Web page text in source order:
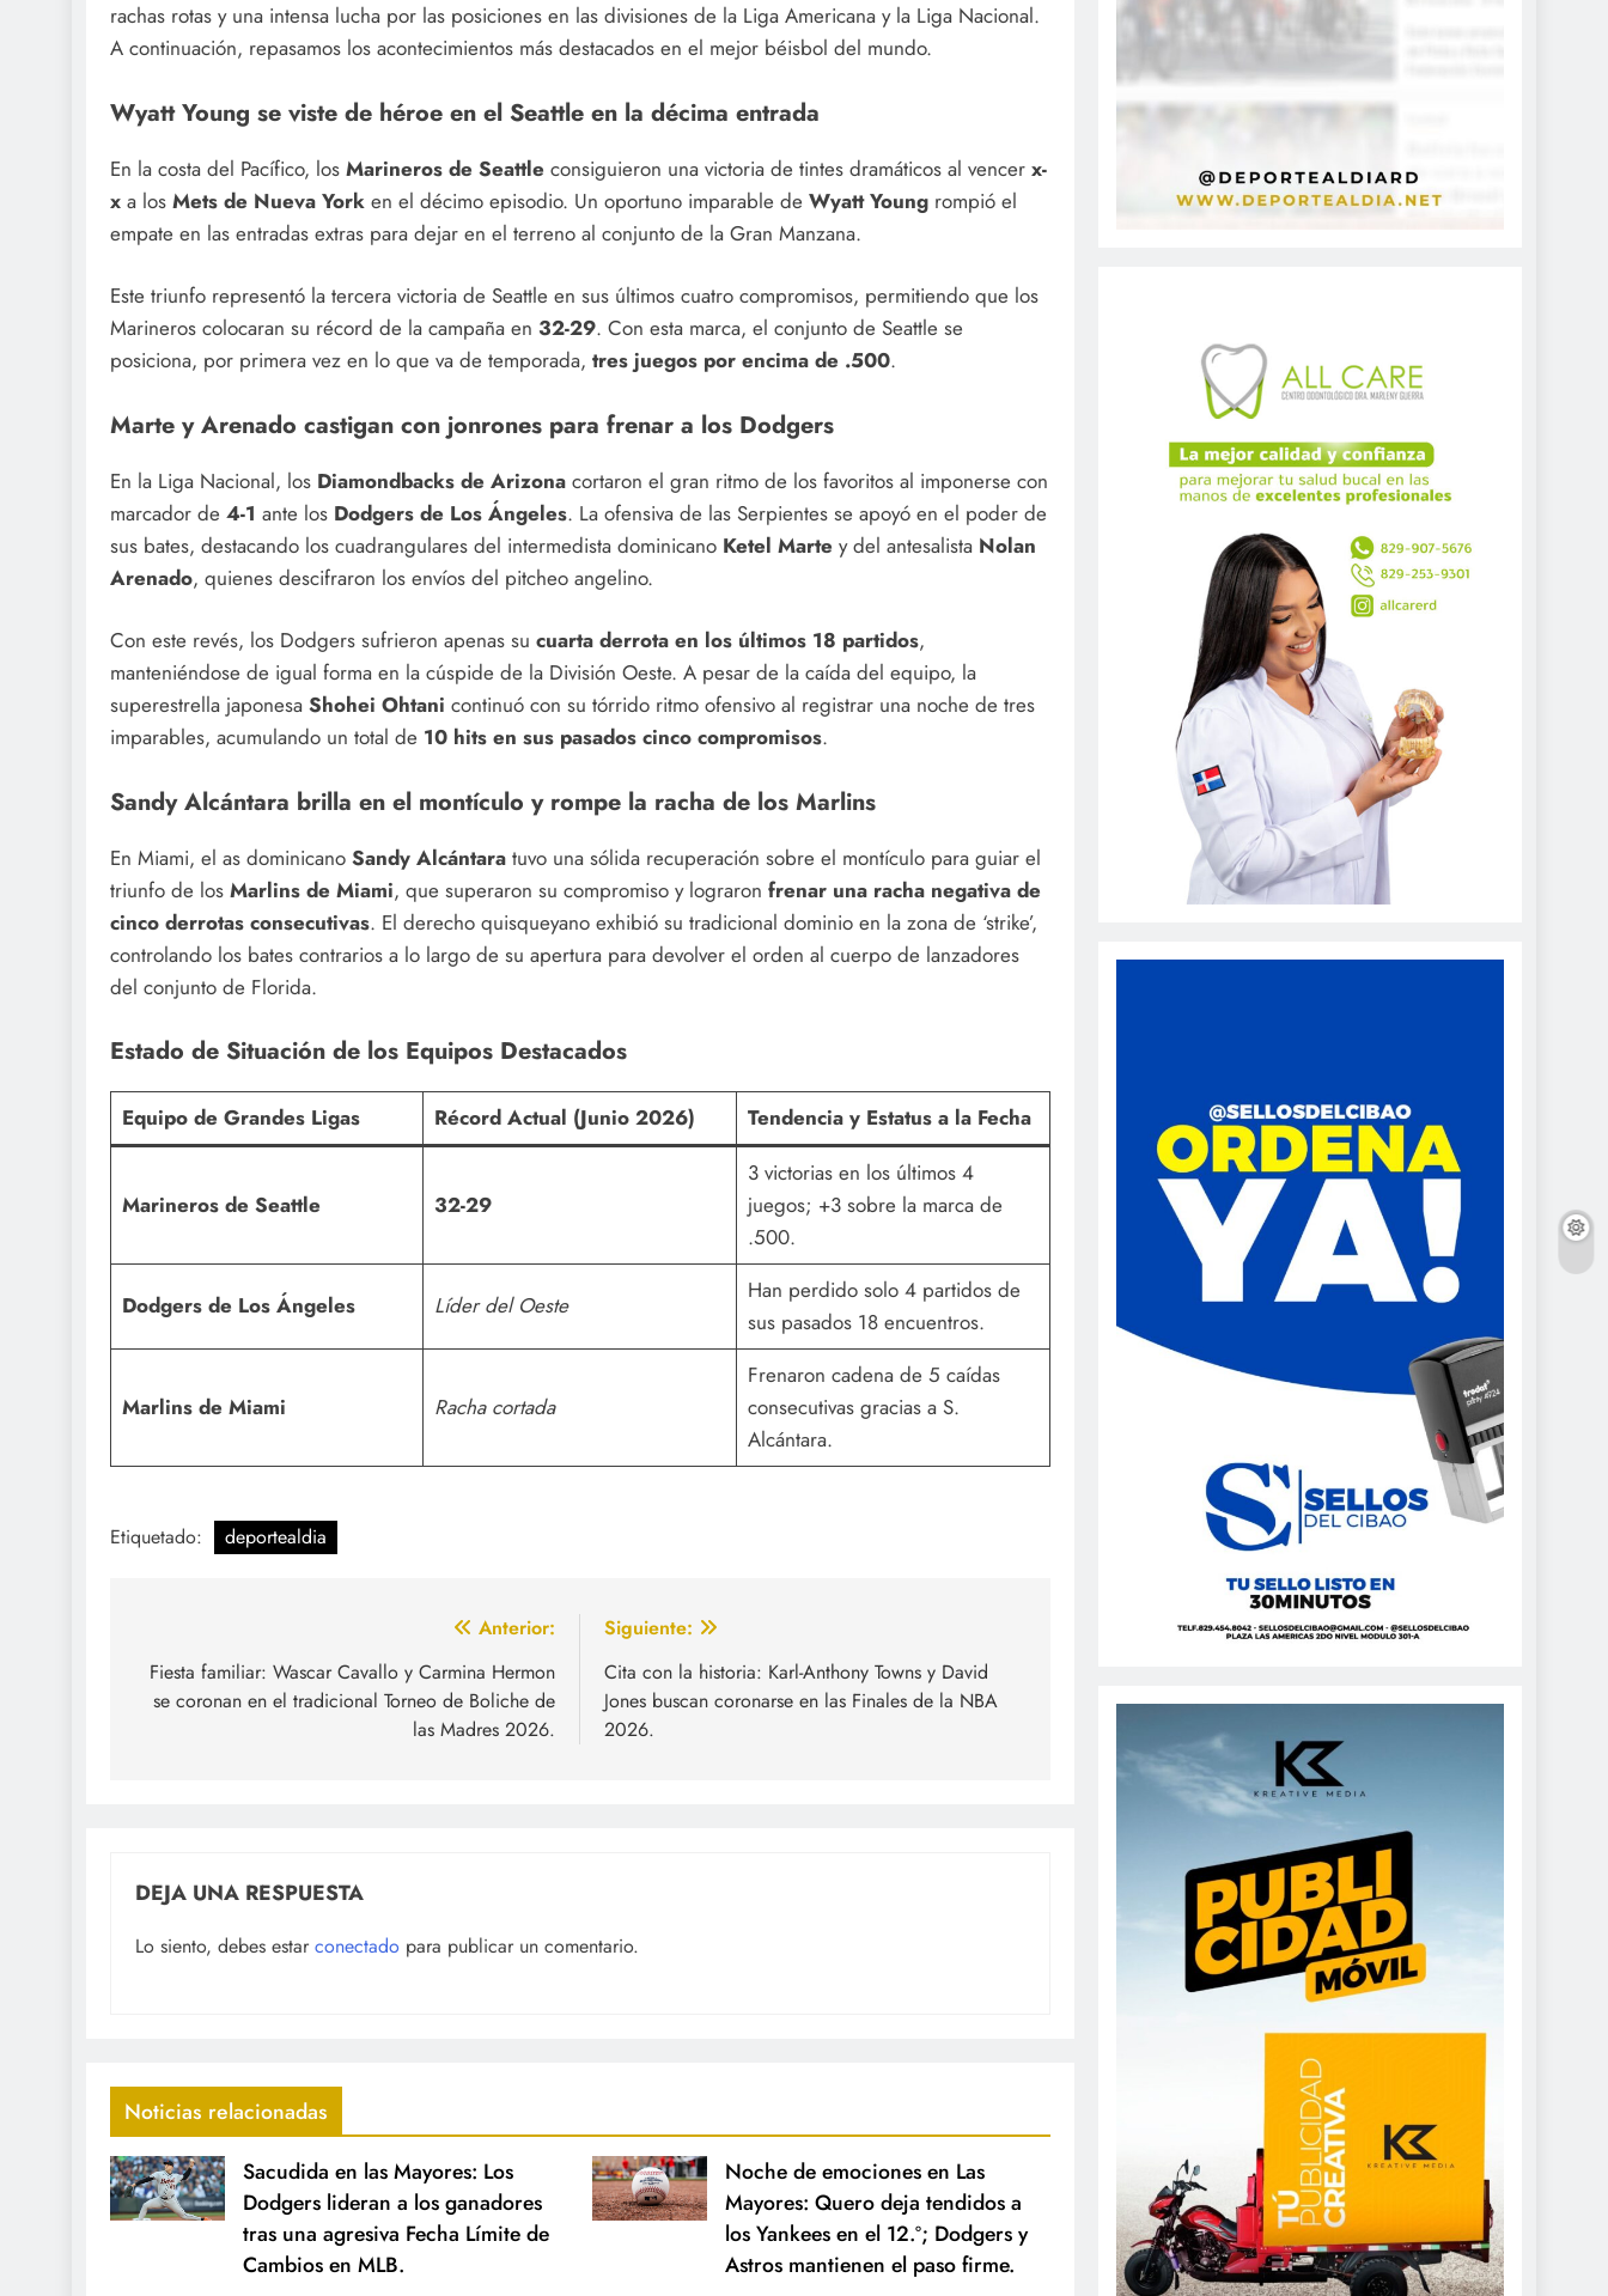
rachas rotas y una intensa lucha por las posiciones en las divisiones de la Liga Americana y la Liga Nacional.
A continuación, repasamos los acontecimientos más destacados en el mejor béisbol del mundo.
Wyatt Young se viste de héroe en el Seattle en la décima entrada
En la costa del Pacífico, los Marineros de Seattle consiguieron una victoria de tintes dramáticos al vencer x-
x a los Mets de Nueva York en el décimo episodio. Un oportuno imparable de Wyatt Young rompió el
empate en las entradas extras para dejar en el terreno al conjunto de la Gran Manzana.
Este triunfo representó la tercera victoria de Seattle en sus últimos cuatro compromisos, permitiendo que los
Marineros colocaran su récord de la campaña en 32-29. Con esta marca, el conjunto de Seattle se
posiciona, por primera vez en lo que va de temporada, tres juegos por encima de .500.
Marte y Arenado castigan con jonrones para frenar a los Dodgers
En la Liga Nacional, los Diamondbacks de Arizona cortaron el gran ritmo de los favoritos al imponerse con
marcador de 4-1 ante los Dodgers de Los Ángeles. La ofensiva de las Serpientes se apoyó en el poder de
sus bates, destacando los cuadrangulares del intermedista dominicano Ketel Marte y del antesalista Nolan
Arenado, quienes descifraron los envíos del pitcheo angelino.
Con este revés, los Dodgers sufrieron apenas su cuarta derrota en los últimos 18 partidos,
manteniéndose de igual forma en la cúspide de la División Oeste. A pesar de la caída del equipo, la
superestrella japonesa Shohei Ohtani continuó con su tórrido ritmo ofensivo al registrar una noche de tres
imparables, acumulando un total de 10 hits en sus pasados cinco compromisos.
Sandy Alcántara brilla en el montículo y rompe la racha de los Marlins
En Miami, el as dominicano Sandy Alcántara tuvo una sólida recuperación sobre el montículo para guiar el
triunfo de los Marlins de Miami, que superaron su compromiso y lograron frenar una racha negativa de
cinco derrotas consecutivas. El derecho quisqueyano exhibió su tradicional dominio en la zona de ‘strike’,
controlando los bates contrarios a lo largo de su apertura para devolver el orden al cuerpo de lanzadores
del conjunto de Florida.
Estado de Situación de los Equipos Destacados
Equipo de Grandes Ligas Récord Actual (Junio 2026) Tendencia y Estatus a la Fecha
Marineros de Seattle 32-29
3 victorias en los últimos 4
juegos; +3 sobre la marca de
.500.
Dodgers de Los Ángeles Líder del Oeste
Han perdido solo 4 partidos de
sus pasados 18 encuentros.
Marlins de Miami Racha cortada
Frenaron cadena de 5 caídas
consecutivas gracias a S.
Alcántara.
Etiquetado: deportealdia
de
entradas
Anterior:
Fiesta familiar: Wascar Cavallo y Carmina Hermon
se coronan en el tradicional Torneo de Boliche de
las Madres 2026.
Siguiente:
Cita con la historia: Karl-Anthony Towns y David
Jones buscan coronarse en las Finales de la NBA
2026.
DEJA UNA RESPUESTA
Lo siento, debes estar conectado para publicar un comentario.
Noticias relacionadas
Sacudida en las Mayores: Los
Dodgers lideran a los ganadores
tras una agresiva Fecha Límite de
Cambios en MLB.
Noche de emociones en Las
Mayores: Quero deja tendidos a
los Yankees en el 12.º; Dodgers y
Astros mantienen el paso firme.